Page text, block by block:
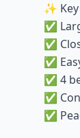
✨
✅
✅
✅
✅ 4
✅
✅